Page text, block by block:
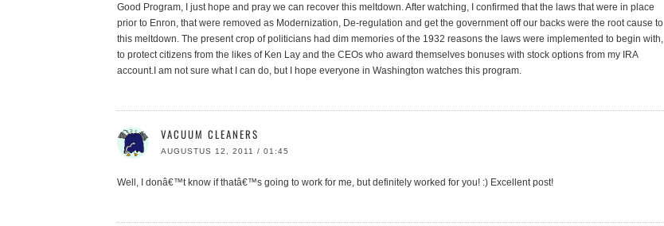
Good Program, I just hope and pray we can recover this meltdown. After watching, I confirmed that the laws that were in place
prior to Enron, that were removed as Modernization, De-regulation and get the government off our backs were the root cause to
this meltdown. The present crop of politicians had dim memories of the 1932 reasons the laws were implemented to begin with,
to protect citizens from the likes of Ken Lay and the CEOs who award themselves bonuses with stock options from my IRA
account.I am not sure what I can do, but I hope everyone in Washington watches this program.
VACUUM CLEANERS
AUGUSTUS 12, 2011 / 01:45
Well, I donâ€™t know if thatâ€™s going to work for me, but definitely worked for you! :) Excellent post!